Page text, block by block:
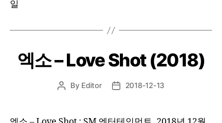
일
엑소 – Love Shot (2018)
Post
By Editor
Post2018-12-13